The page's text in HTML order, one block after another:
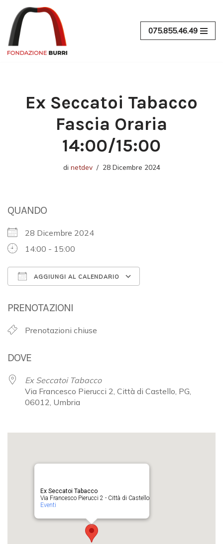
Vai
al
contenuto
075.855.46.49
Ex Seccatoi Tabacco
Fascia Oraria
14:00/15:00
di netdev 28 Dicembre 2024
QUANDO
28 Dicembre 2024
14:00 - 15:00
AGGIUNGI AL CALENDARIO
PRENOTAZIONI
Prenotazioni chiuse
DOVE
Ex Seccatoi Tabacco
Via Francesco Pierucci 2, Città di Castello, PG,
06012, Umbria
Ex Seccatoi Tabacco
Via Francesco Pierucci 2 - Città di Castello
Eventi